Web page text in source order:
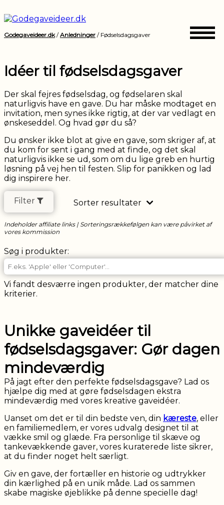
Godegaveideer.dk/Anledninger / Fødselsdagsgaver
Idéer til fødselsdagsgaver
Der skal fejres fødselsdag, og fødselaren skal
naturligvis have en gave. Du har måske modtaget en
invitation, men synes ikke rigtig, at der var vedlagt en
ønskeseddel. Og hvad gør du så?
Du ønsker ikke blot at give en gave, som skriger af, at
du kom for sent i gang med at finde, og det skal
naturligvis ikke se ud, som om du lige greb en hurtig
løsning på vej hen til festen. Slip for panikken og lad
dig inspirere her.
Vis
produkter
på
Ja
Vælg
maksimal
pris:
...
kr.
Kategori
Sko
Elektonik
Tøj
Mad
og
drikke
Personlig
pleje
Diverse
Oplevelser
Filter Sorter resultater
Indeholder affiliate links | Sorteringsrækkefølgen kan være påvirket af
vores kommission
Søg i produkter:
Vi fandt desværre ingen produkter, der matcher dine
kriterier.
Unikke gaveidéer til
fødselsdagsgaver: Gør dagen
mindeværdig
På jagt efter den perfekte fødselsdagsgave? Lad os
hjælpe dig med at gøre fødselsdagen ekstra
mindeværdig med vores kreative gaveidéer.
Uanset om det er til din bedste ven, din kæreste, eller
en familiemedlem, er vores udvalg designet til at
vække smil og glæde. Fra personlige til skæve og
tankevækkende gaver, vores kuraterede liste sikrer,
at du finder noget helt særligt.
Giv en gave, der fortæller en historie og udtrykker
din kærlighed på en unik måde. Lad os sammen
skabe magiske øjeblikke på denne specielle dag!